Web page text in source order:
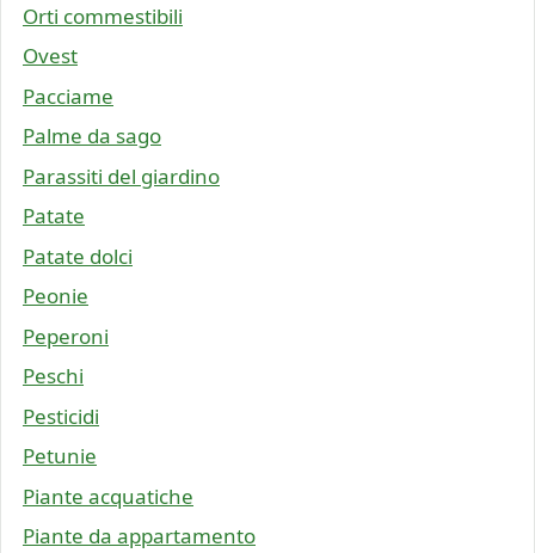
Orti commestibili
Ovest
Pacciame
Palme da sago
Parassiti del giardino
Patate
Patate dolci
Peonie
Peperoni
Peschi
Pesticidi
Petunie
Piante acquatiche
Piante da appartamento